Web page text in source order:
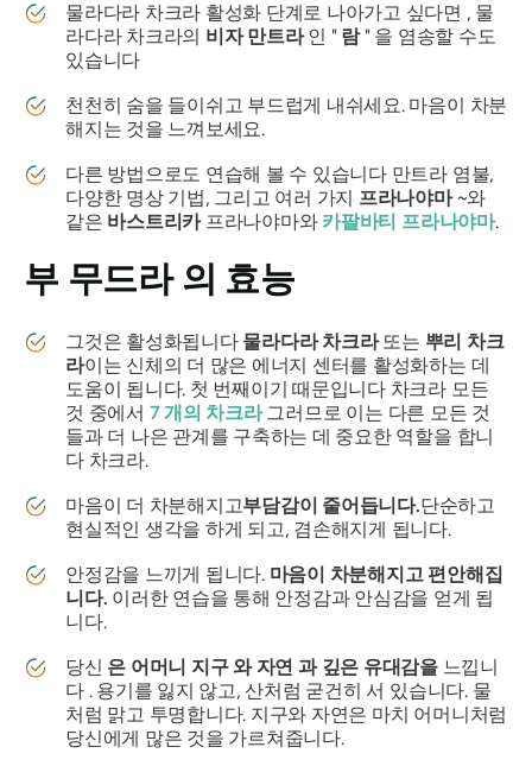
물라다라 차크라 활성화 단계로 나아가고 싶다면 , 물
라다라 차크라의 비자 만트라인 " 람" 을 염송할 수도
있습니다
천천히 숨을 들이쉬고 부드럽게 내쉬세요. 마음이 차분
해지는 것을 느껴보세요.
다른 방법으로도 연습해 볼 수 있습니다 만트라 염불,
다양한 명상 기법, 그리고 여러 가지 프라나야마~와
같은 바스트리카프라나야마와 카팔바티 프라나야마.
부 무드라의 효능
그것은 활성화됩니다 물라다라 차크라또는 뿌리 차크
라이는 신체의 더 많은 에너지 센터를 활성화하는 데
도움이 됩니다. 첫 번째이기 때문입니다 차크라 모든
것 중에서 7개의 차크라 그러므로 이는 다른 모든 것
들과 더 나은 관계를 구축하는 데 중요한 역할을 합니
다 차크라.
마음이 더 차분해지고부담감이 줄어듭니다.단순하고
현실적인 생각을 하게 되고, 겸손해지게 됩니다.
안정감을 느끼게 됩니다. 마음이 차분해지고 편안해집
니다. 이러한 연습을 통해 안정감과 안심감을 얻게 됩
니다.
당신 은 어머니 지구 와 자연 과 깊은 유대감을느낍니
다 . 용기를 잃지 않고, 산처럼 굳건히 서 있습니다. 물
처럼 맑고 투명합니다. 지구와 자연은 마치 어머니처럼
당신에게 많은 것을 가르쳐줍니다.